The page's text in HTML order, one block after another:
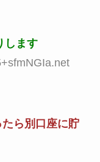
します
ら別口座に貯